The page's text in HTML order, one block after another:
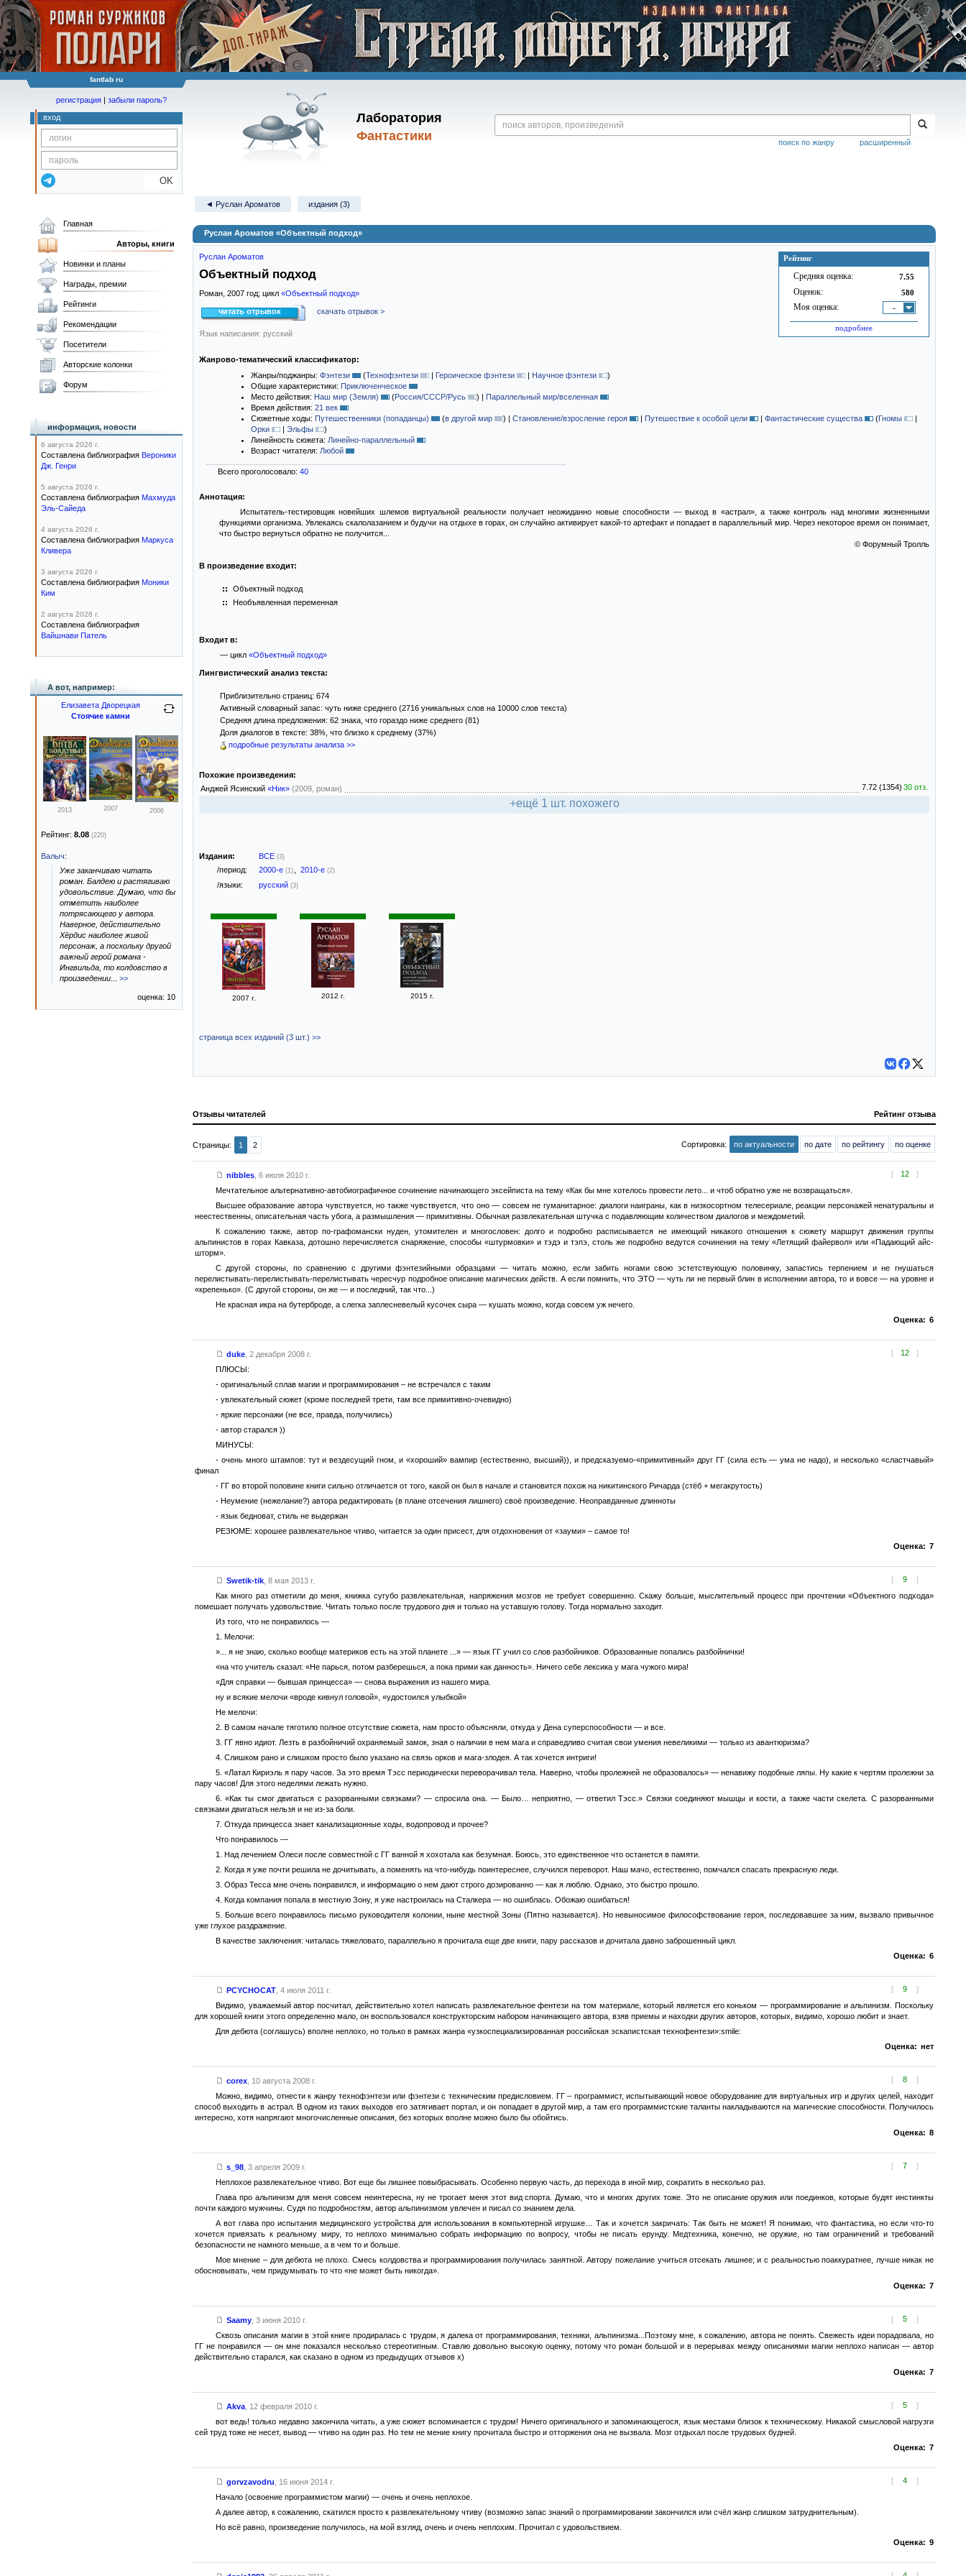
fantlab ru
Лаборатория
Фантастики
расширенный
поиск по жанру
регистрация | забыли пароль?
вход
OK
◄ Руслан Ароматов издания (3)
Руслан Ароматов «Объектный подход»
Рейтинг
Средняя оценка: 7.55
Оценок: 580
Моя оценка: -
подробнее
Руслан Ароматов
Объектный подход
Роман, 2007 год; цикл «Объектный подход»
читать отрывок скачать отрывок >
Язык написания: русский
Жанрово-тематический классификатор:
Жанры/поджанры: Фэнтези (Технофэнтези | Героическое фэнтези | Научное фэнтези
)
Общие характеристики: Приключенческое
Место действия: Наш мир (Земля) (Россия/СССР/Русь ) | Параллельный мир/вселенная
Время действия: 21 век
Сюжетные ходы: Путешественники (попаданцы) (в другой мир ) | Становление/взросление героя | Путешествие к особой цели | Фантастические существа (Гномы
|
Орки
| Эльфы
)
Линейность сюжета: Линейно-параллельный
Возраст читателя: Любой
Всего проголосовало: 40
Аннотация:
Испытатель-тестировщик новейших шлемов виртуальной реальности получает неожиданно новые способности — выход в «астрал», а также контроль над многими жизненными
функциями организма. Увлекаясь скалолазанием и будучи на отдыхе в горах, он случайно активирует какой-то артефакт и попадает в параллельный мир. Через некоторое время он понимает,
что быстро вернуться обратно не получится...
© Форумный Тролль
В произведение входит:
Объектный подход
Необъявленная переменная
Входит в:
— цикл «Объектный подход»
Лингвистический анализ текста:
Приблизительно страниц: 674
Активный словарный запас: чуть ниже среднего (2716 уникальных слов на 10000 слов текста)
Средняя длина предложения: 62 знака, что гораздо ниже среднего (81)
Доля диалогов в тексте: 38%, что близко к среднему (37%)
подробные результаты анализа >>
Похожие произведения:
Анджей Ясинский «Ник» (2009, роман) 7.72 (1354) 30 отз.
+ещё 1 шт. похожего
Издания: ВСЕ (3)
/период: 2000-е (1) 2010-е (2)
/языки: русский (3)
2007 г. 2012 г. 2015 г.
страница всех изданий (3 шт.) >>
Отзывы читателей Рейтинг отзыва
Страницы: 1 2 Сортировка: по актуальности по дате по рейтингу по оценке
[ 12 ]
nibbles, 6 июля 2010 г.
Мечтательное альтернативно-автобиографичное сочинение начинающего эксейписта на тему «Как бы мне хотелось провести лето... и чтоб обратно уже не возвращаться».
Высшее образование автора чувствуется, но также чувствуется, что оно — совсем не гуманитарное: диалоги наиграны, как в низкосортном телесериале, реакции персонажей ненатуральны и
неестественны, описательная часть убога, а размышления — примитивны. Обычная развлекательная штучка с подавляющим количеством диалогов и междометий.
К сожалению также, автор по-графомански нуден, утомителен и многословен: долго и подробно расписывается не имеющий никакого отношения к сюжету маршрут движения группы
альпинистов в горах Кавказа, дотошно перечисляется снаряжение, способы «штурмовки» и тэдэ и тэпэ, столь же подробно ведутся сочинения на тему «Летящий файервол» или «Падающий айс-
шторм».
С другой стороны, по сравнению с другими фэнтезийными образцами — читать можно, если забить ногами свою эстетствующую половинку, запастись терпением и не гнушаться
перелистывать-перелистывать-перелистывать чересчур подробное описание магических действ. А если помнить, что ЭТО — чуть ли не первый блин в исполнении автора, то и вовсе — на уровне и
«крепенько». (С другой стороны, он же — и последний, так что...)
Не красная икра на бутерброде, а слегка заплесневелый кусочек сыра — кушать можно, когда совсем уж нечего.
Оценка: 6
[ 12 ]
duke, 2 декабря 2008 г.
ПЛЮСЫ:
- оригинальный сплав магии и программирования – не встречался с таким
- увлекательный сюжет (кроме последней трети, там все примитивно-очевидно)
- яркие персонажи (не все, правда, получились)
- автор старался ))
МИНУСЫ:
- очень много штампов: тут и вездесущий гном, и «хороший» вампир (естественно, высший)), и предсказуемо-«примитивный» друг ГГ (сила есть — ума не надо), и несколько «сластчавый»
финал
- ГГ во второй половине книги сильно отличается от того, какой он был в начале и становится похож на никитинского Ричарда (стёб + мегакрутость)
- Неумение (нежелание?) автора редактировать (в плане отсечения лишнего) своё произведение. Неоправданные длинноты
- язык бедноват, стиль не выдержан
РЕЗЮМЕ: хорошее развлекательное чтиво, читается за один присест, для отдохновения от «зауми» – самое то!
Оценка: 7
[ 9 ]
Swetik-tik, 8 мая 2013 г.
Как много раз отметили до меня, книжка сугубо развлекательная, напряжения мозгов не требует совершенно. Скажу больше, мыслительный процесс при прочтении «Объектного подхода»
помешает получать удовольствие. Читать только после трудового дня и только на уставшую голову. Тогда нормально заходит.
Из того, что не понравилось —
1. Мелочи:
»... я не знаю, сколько вообще материков есть на этой планете ...» — язык ГГ учил со слов разбойников. Образованные попались разбойнички!
«на что учитель сказал: «Не парься, потом разберешься, а пока прими как данность». Ничего себе лексика у мага чужого мира!
«Для справки — бывшая принцесса» — снова выражения из нашего мира.
ну и всякие мелочи «вроде кивнул головой», «удостоился улыбкой»
Не мелочи:
2. В самом начале тяготило полное отсутствие сюжета, нам просто объясняли, откуда у Дена суперспособности — и все.
3. ГГ явно идиот. Лезть в разбойничий охраняемый замок, зная о наличии в нем мага и справедливо считая свои умения невеликими — только из авантюризма?
4. Слишком рано и слишком просто было указано на связь орков и мага-злодея. А так хочется интриги!
5. «Латал Кириэль я пару часов. За это время Тэсс периодически переворачивал тела. Наверно, чтобы пролежней не образовалось» — ненавижу подобные ляпы. Ну какие к чертям пролежни за
пару часов! Для этого неделями лежать нужно.
6. «Как ты смог двигаться с разорванными связками? — спросила она. — Было… неприятно, — ответил Тэсс.» Связки соединяют мышцы и кости, а также части скелета. С разорванными
связками двигаться нельзя и не из-за боли.
7. Откуда принцесса знает канализационные ходы, водопровод и прочее?
Что понравилось —
1. Над лечением Олеси после совместной с ГГ ванной я хохотала как безумная. Боюсь, это единственное что останется в памяти.
2. Когда я уже почти решила не дочитывать, а поменять на что-нибудь поинтереснее, случился переворот. Наш мачо, естественно, помчался спасать прекрасную леди.
3. Образ Тесса мне очень понравился, и информацию о нем дают строго дозированно — как я люблю. Однако, это быстро прошло.
4. Когда компания попала в местную Зону, я уже настроилась на Сталкера — но ошиблась. Обожаю ошибаться!
5. Больше всего понравилось письмо руководителя колонии, ныне местной Зоны (Пятно называется). Но невыносимое философствование героя, последовавшее за ним, вызвало привычное
уже глухое раздражение.
В качестве заключения: читалась тяжеловато, параллельно я прочитала еще две книги, пару рассказов и дочитала давно заброшенный цикл.
Оценка: 6
[ 9 ]
PCYCHOCAT, 4 июля 2011 г.
Видимо, уважаемый автор посчитал, действительно хотел написать развлекательное фентези на том материале, который является его коньком — программирование и альпинизм. Поскольку
для хорошей книги этого определенно мало, он воспользовался конструкторским набором начинающего автора, взяв приемы и находки других авторов, которых, видимо, хорошо любит и знает.
Для дебюта (соглашусь) вполне неплохо, но только в рамках жанра «узкоспециализированная российская эскапистская технофентези»:smile:
Оценка: нет
[ 8 ]
corex, 10 августа 2008 г.
Можно, видимо, отнести к жанру технофэнтези или фэнтези с техническим предисловием. ГГ – программист, испытывающий новое оборудование для виртуальных игр и других целей, находит
способ выходить в астрал. В одном из таких выходов его затягивает портал, и он попадает в другой мир, а там его программистские таланты накладываются на магические способности. Получилось
интересно, хотя напрягают многочисленные описания, без которых вполне можно было бы обойтись.
Оценка: 8
[ 7 ]
s_98, 3 апреля 2009 г.
Неплохое развлекательное чтиво. Вот еще бы лишнее повыбрасывать. Особенно первую часть, до перехода в иной мир, сократить в несколько раз.
Глава про альпинизм для меня совсем неинтересна, ну не трогает меня этот вид спорта. Думаю, что и многих других тоже. Это не описание оружия или поединков, которые будят инстинкты
почти каждого мужчины. Судя по подробностям, автор альпинизмом увлечен и писал со знанием дела.
А вот глава про испытания медицинского устройства для использования в компьютерной игрушке… Так и хочется закричать: Так быть не может! Я понимаю, что фантастика, но если что-то
хочется привязать к реальному миру, то неплохо минимально собрать информацию по вопросу, чтобы не писать ерунду. Медтехника, конечно, не оружие, но там ограничений и требований
безопасности не намного меньше, а в чем то и больше.
Мое мнение – для дебюта не плохо. Смесь колдовства и программирования получилась занятной. Автору пожелание учиться отсекать лишнее; и с реальностью поаккуратнее, лучше никак не
обосновывать, чем придумывать то что «не может быть никогда».
Оценка: 7
[ 5 ]
Saamy, 3 июня 2010 г.
Сквозь описания магии в этой книге продиралась с трудом, я далека от программирования, техники, альпинизма...Поэтому мне, к сожалению, автора не понять. Свежесть идеи порадовала, но
ГГ не понравился — он мне показался несколько стереотипным. Ставлю довольно высокую оценку, потому что роман большой и в перерывах между описаниями магии неплохо написан — автор
действительно старался, как сказано в одном из предыдущих отзывов х)
Оценка: 7
[ 5 ]
Akva, 12 февраля 2010 г.
вот ведь! только недавно закончила читать, а уже сюжет вспоминается с трудом! Ничего оригинального и запоминающегося, язык местами близок к техническому. Никакой смысловой нагрузги
сей труд тоже не несет, вывод — чтиво на один раз. Но тем не мение книгу прочитала быстро и отторжения она не вызвала. Мозг отдыхал после трудовых будней.
Оценка: 7
[ 4 ]
gorvzavodru
16 июня 2014 г.
Начало (освоение программистом магии) — очень и очень неплохое.
А далее автор, к сожалению, скатился просто к развлекательному чтиву (возможно запас знаний о программировании закончился или счёл жанр слишком затруднительным).
Но всё равно, произведение получилось, на мой взгляд, очень и очень неплохим. Прочитал с удовольствием.
Оценка: 9
Главная
Авторы, книги
Новинки и планы
Награды, премии
Рейтинги
Рекомендации
Посетители
Авторские колонки
Форум
информация, новости
6 августа 2026 г.
Составлена библиография Вероники
Дж. Генри
5 августа 2026 г.
Составлена библиография Махмуда
Эль-Сайеда
4 августа 2026 г.
Составлена библиография Маркуса
Кливера
3 августа 2026 г.
Составлена библиография Моники
Ким
2 августа 2026 г.
Составлена библиография
Вайшнави Патель
А вот, например:
Елизавета Дворецкая
Стоячие камни
2013 2007 2006
Рейтинг: 8.08 (220)
Валыч:
Уже заканчиваю читать
роман. Балдею и растягиваю
удовольствие. Думаю, что бы
отметить наиболее
потрясающего у автора.
Наверное, действительно
Хёрдис наиболее живой
персонаж, а поскольку другой
важный герой романа -
Ингвильда, то колдовство в
произведении
>>
оценка: 10